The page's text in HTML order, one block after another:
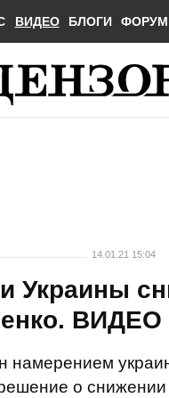
ВИДЕО БЛОГИ ФОРУМ
14.01.21 15:04
Украины
ВИДЕО
о снижении